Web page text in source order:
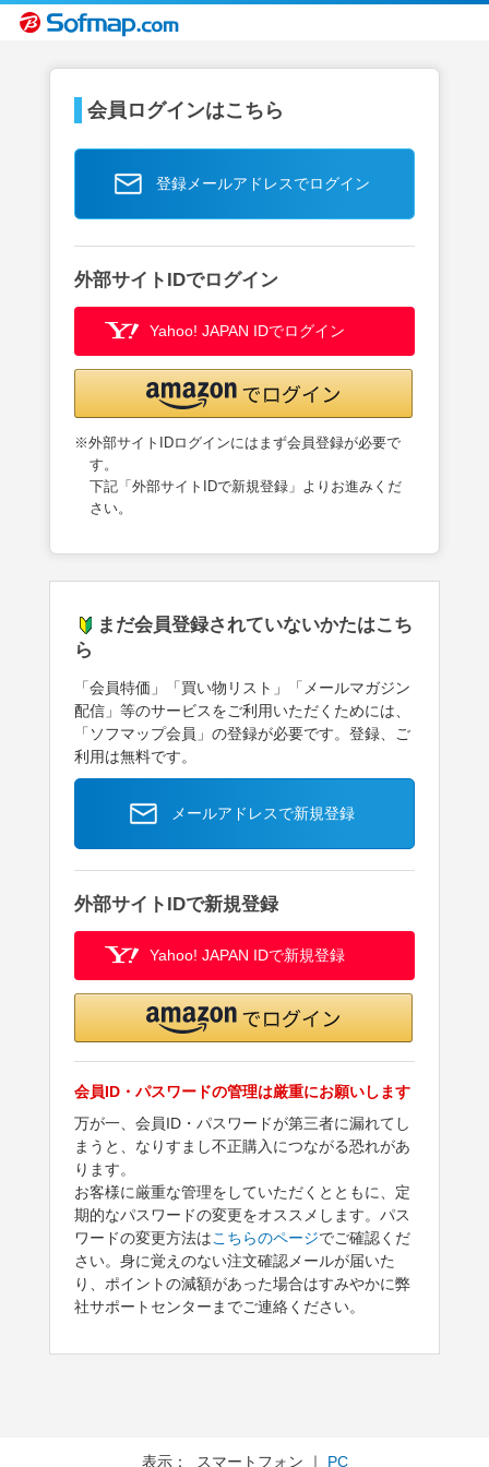
会員ログインはこちら
登録メールアドレスでログイン
外部サイトIDでログイン
Yahoo! JAPAN IDでログイン
※外部サイトIDログインにはまず会員登録が必要で
す。
下記「外部サイトIDで新規登録」よりお進みくだ
さい。
まだ会員登録されていないかたはこち
ら
「会員特価」「買い物リスト」「メールマガジン
配信」等のサービスをご利用いただくためには、
「ソフマップ会員」の登録が必要です。登録、ご
利用は無料です。
メールアドレスで新規登録
外部サイトIDで新規登録
Yahoo! JAPAN IDで新規登録
会員ID・パスワードの管理は厳重にお願いします
万が一、会員ID・パスワードが第三者に漏れてし
まうと、なりすまし不正購入につながる恐れがあ
ります。
お客様に厳重な管理をしていただくとともに、定
期的なパスワードの変更をオススメします。パス
ワードの変更方法はこちらのページでご確認くだ
さい。身に覚えのない注文確認メールが届いた
り、ポイントの減額があった場合はすみやかに弊
社サポートセンターまでご連絡ください。
表示： スマートフォン ｜ PC